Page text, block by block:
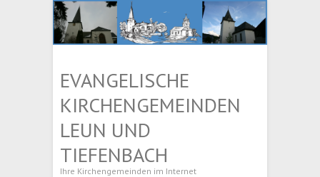
EVANGELISCHE
KIRCHENGEMEINDEN
LEUN UND
TIEFENBACH
Ihre Kirchengemeinden im Internet